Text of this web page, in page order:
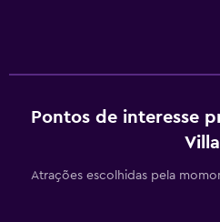
Pontos de interesse
Villa
Atrações escolhidas pela